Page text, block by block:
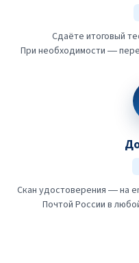
Сдаёте итоговый
При необходимости —
Скан удостоверения — на
Почтой России в